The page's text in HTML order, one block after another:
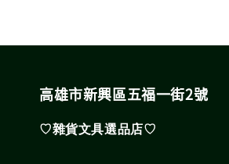
高雄市新興區五福一街2號
♡雜貨文具選品店♡